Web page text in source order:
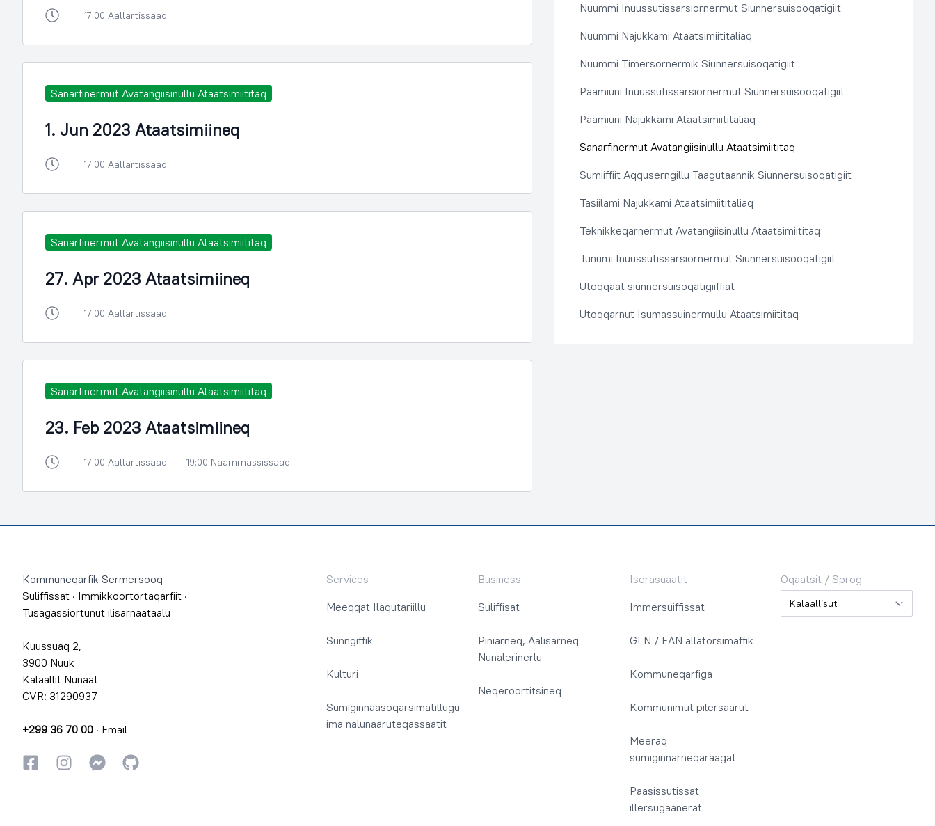
17:00 Aallartissaaq
Sanarfinermut Avatangiisinullu Ataatsimiititaq
1. Jun 2023 Ataatsimiineq
17:00 Aallartissaaq
Sanarfinermut Avatangiisinullu Ataatsimiititaq
27. Apr 2023 Ataatsimiineq
17:00 Aallartissaaq
Sanarfinermut Avatangiisinullu Ataatsimiititaq
23. Feb 2023 Ataatsimiineq
17:00 Aallartissaaq 19:00 Naammassissaaq
Nuummi Inuussutissarsiornermut Siunnersuisooqatigiit
Nuummi Najukkami Ataatsimiititaliaq
Nuummi Timersornermik Siunnersuisoqatigiit
Paamiuni Inuussutissarsiornermut Siunnersuisooqatigiit
Paamiuni Najukkami Ataatsimiititaliaq
Sanarfinermut Avatangiisinullu Ataatsimiititaq
Sumiiffiit Aqquserngillu Taagutaannik Siunnersuisoqatigiit
Tasiilami Najukkami Ataatsimiititaliaq
Teknikkeqarnermut Avatangiisinullu Ataatsimiititaq
Tunumi Inuussutissarsiornermut Siunnersuisooqatigiit
Utoqqaat siunnersuisoqatigiiffiat
Utoqqarnut Isumassuinermullu Ataatsimiititaq
Kommuneqarfik Sermersooq
Suliffissat · Immikkoortortaqarfiit ·
Tusagassiortunut ilisarnaataalu
Kuussuaq 2,
3900 Nuuk
Kalaallit Nunaat
CVR: 31290937
+299 36 70 00 · Email
FacebookkiInstagrammiInstagrammi
GitHub
Services
Meeqqat Ilaqutariillu
Sunngiffik
Kulturi
Sumiginnaasoqarsimatillugu
ima nalunaaruteqassaatit
Business
Suliffisat
Piniarneq, Aalisarneq
Nunalerinerlu
Neqeroortitsineq
Iserasuaatit
Immersuiffissat
GLN / EAN allatorsimaffik
Kommuneqarfiga
Kommunimut pilersaarut
Meeraq
sumiginnarneqaraagat
Paasissutissat
illersugaanerat
Oqaatsit / Sprog
Oqaatsit / Sprog